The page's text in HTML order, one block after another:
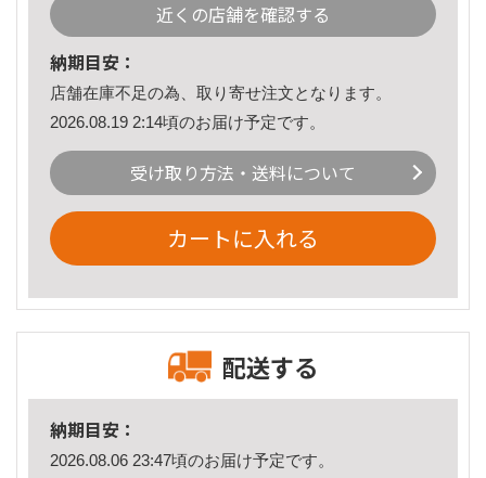
近くの店舗を確認する
納期目安：
店舗在庫不足の為、取り寄せ注文となります。
2026.08.19 2:14頃のお届け予定です。
受け取り方法・送料について
カートに入れる
配送する
納期目安：
2026.08.06 23:47頃のお届け予定です。